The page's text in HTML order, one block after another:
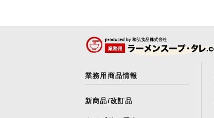
業務用商品情報
新商品/改訂品